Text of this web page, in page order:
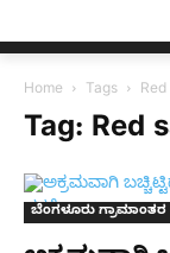
Home Tags
Tag: Red
ಬೆಂಗಳೂರು ಗ್ರಾಮಾಂತರ